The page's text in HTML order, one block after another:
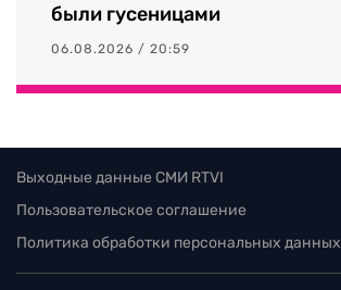
были гусеницами
06.08.2026 / 20:59
Выходные данные СМИ RTVI
Пользовательское соглашение
Политика обработки персональных данных